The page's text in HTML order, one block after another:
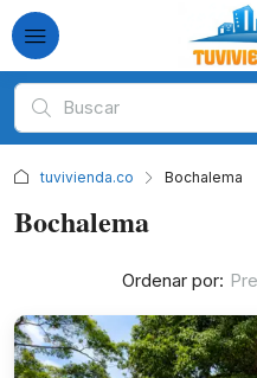
tuvivienda.co Bochalema
Bochalema
Ordenar por: